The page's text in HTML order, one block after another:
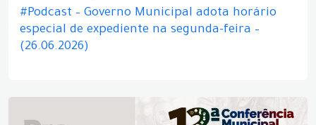
#Podcast – Governo Municipal adota horário
especial de expediente na segunda-feira –
(26.06.2026)